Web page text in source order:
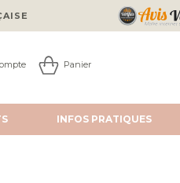
Panier
INFOSPRATIQUES